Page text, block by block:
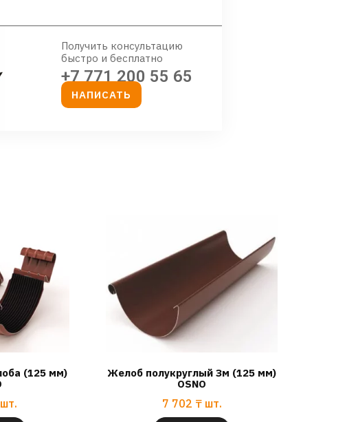
Получить консультацию
быстро и бесплатно
+7 771 200 55 65
НАПИСАТЬ
(125 мм)
шт.
Желоб полукруглый Зм (125 мм)
OSNO
7 702 ₸ шт.